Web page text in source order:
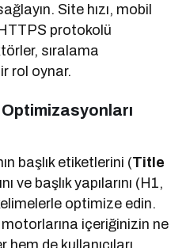
Site hızı, mobil
protokolü
sıralama
rol oynar.
başlık etiketlerini (Title
ve başlık yapılarını (H1,
optimize edin.
içeriğinizin ne
de kullanıcıları